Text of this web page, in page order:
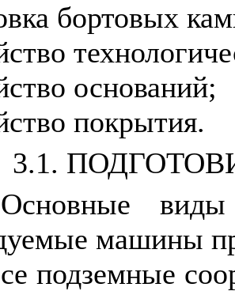
бортовых
оснований;
покрытия.
3.1.
виды
машины
подземные